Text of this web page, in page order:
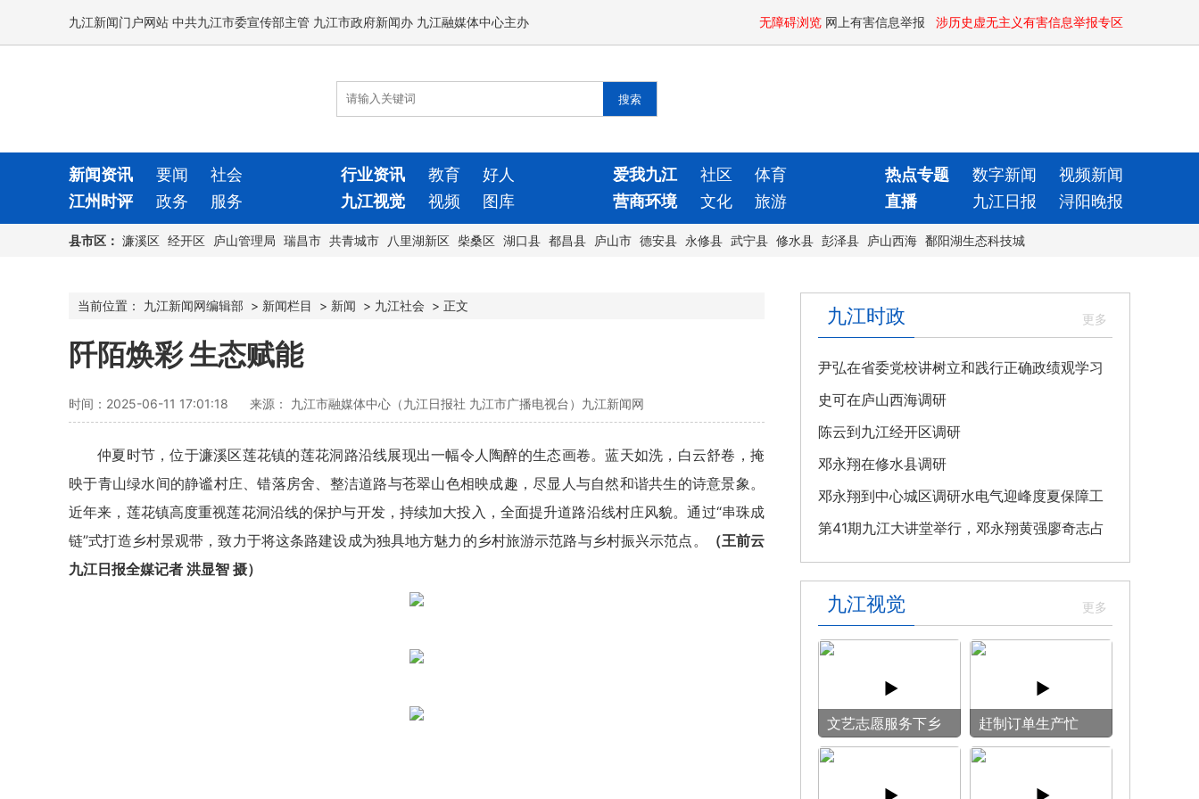
九江新闻门户网站 中共九江市委宣传部主管 九江市政府新闻办 九江融媒体中心主办 无障碍浏览 网上有害信息举报 涉历史虚无主义有害信息举报专区
新闻资讯 要闻 社会 行业资讯 教育 好人 爱我九江 社区 体育 热点专题 数字新闻
视频新闻
江州时评
政务 服务 九江视觉 视频 图库 营商环境 文化 旅游 直播 九江日报 浔阳晚报
县市区： 濂溪区 经开区 庐山管理局 瑞昌市 共青城市 八里湖新区 柴桑区 湖口县 都昌县 庐山市 德安县 永修县 武宁县 修水县 彭泽县 庐山西海 鄱阳湖生态科技城
当前位置： 九江新闻网编辑部 > 新闻栏目 > 新闻 > 九江社会 > 正文
阡陌焕彩 生态赋能
时间：2025-06-11 17:01:18 来源： 九江市融媒体中心（九江日报社 九江市广播电视台）九江新闻网
仲夏时节，位于濂溪区莲花镇的莲花洞路沿线展现出一幅令人陶醉的生态画卷。蓝天如洗， 白云舒卷，掩
映于青山绿水间的静谧村庄、错落房舍、整洁道路与苍翠山色相映成趣，尽显人与自然和谐共生的诗意景象。
近年来，莲花镇高度重视莲花洞沿线的保护与开发，持续加大投入，全面提升道路沿线村庄风貌。通过“串珠成
链”式打造乡村景观带，致力于将这条路建设成为独具地方魅力的乡村旅游示范路与乡村振兴示范点。
（王前云
九江日报全媒记者 洪显智 摄）
九江时政
尹弘在省委党校讲树立和践行正确政绩观学习
教育专题党课
史可在庐山西海调研
陈云到九江经开区调研
邓永翔在修水县调研
邓永翔到中心城区调研水电气迎峰度夏保障工
作
第41期九江大讲堂举行，邓永翔黄强廖奇志占
勇出席
九江视觉
文艺志愿服务下乡
用镜头记录乡村笑
赶制订单生产忙